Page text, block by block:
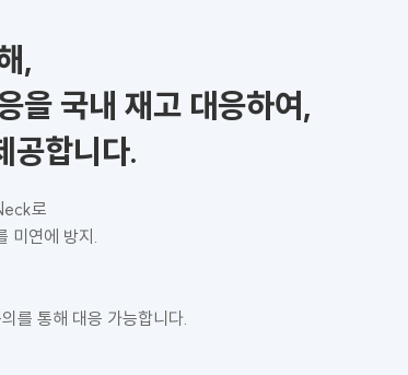
,
을 국내 재고 대응하여,
공합니다.
로
미연에 방지.
를 통해 대응 가능합니다.